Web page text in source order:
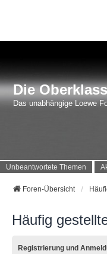
Die
Das unabhängige Loewe
Unbeantwortete Themen
Foren-Übersicht
Häufig
Registrierung und